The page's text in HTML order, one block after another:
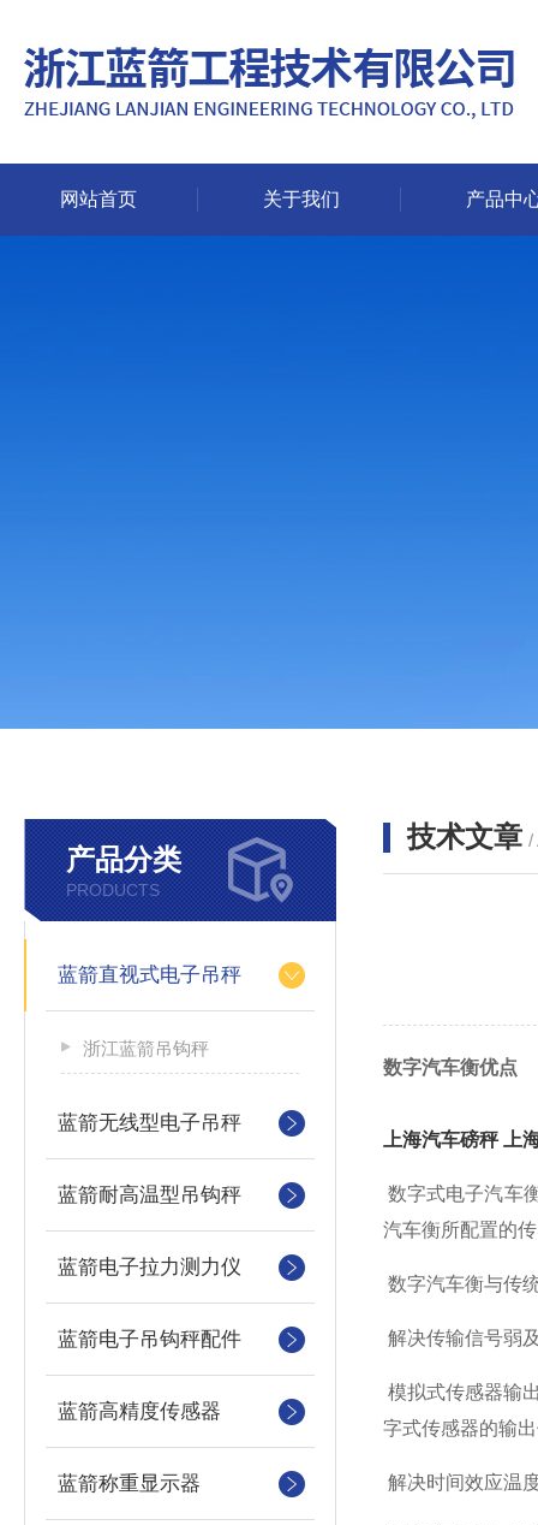
网站首页 关于我们 产品中
产品分类
PRODUCTS
蓝箭直视式电子吊秤
浙江蓝箭吊钩秤
蓝箭无线型电子吊秤
蓝箭耐高温型吊钩秤
蓝箭电子拉力测力仪
蓝箭电子吊钩秤配件
蓝箭高精度传感器
蓝箭称重显示器
技术文章 /
数字汽车衡优点
上海汽车磅秤 上
数字式电子汽车
汽车衡所配置的
数字汽车衡与传
解决传输信号弱
模拟式传感器输
字式传感器的输
解决时间效应温